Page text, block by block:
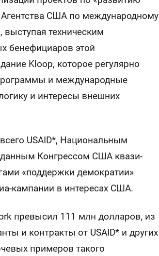
США по международному
техническим
бенефициаров этой
Kloop, которое регулярно
и международные
и интересы внешних
USAID*, Национальным
Конгрессом США квази-
«поддержки демократии»
кампании в интересах США.
превысил 111 млн долларов, из
и контракты от USAID* и других
примеров такого